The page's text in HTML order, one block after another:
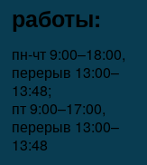
работы:
пн-чт 9:00–18:00,
перерыв 13:00–
13:48;
пт 9:00–17:00,
перерыв 13:00–
13:48